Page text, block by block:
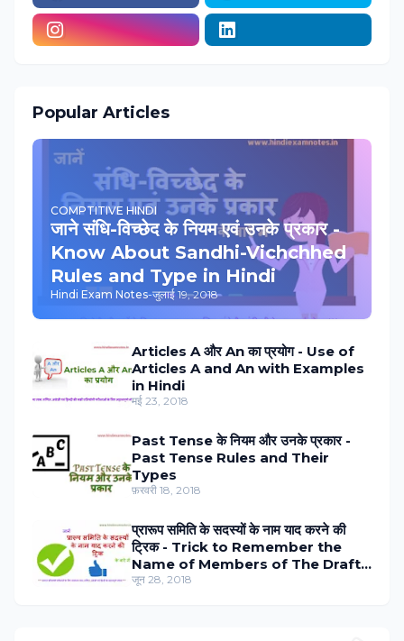
Popular Articles
COMPTITIVE HINDI
जाने संधि-विच्‍छेद के नियम एवं उनके प्रकार -
Know About Sandhi-Vichchhed
Rules and Type in Hindi
Hindi Exam Notes-जुलाई 19, 2018
Articles A और An का प्रयोग - Use of
Articles A and An with Examples
in Hindi
मई 23, 2018
Past Tense के नियम और उनके प्रकार -
Past Tense Rules and Their
Types
फ़रवरी 18, 2018
प्रारूप समिति के सदस्‍यों के नाम याद करने की
ट्रिक - Trick to Remember the
Name of Members of The Draft
Committee in Hindi
जून 28, 2018